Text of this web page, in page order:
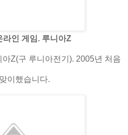
라인 게임 . 루니아Z
아Z(구 루니아전기 ). 2005년 처음
이했습니다.